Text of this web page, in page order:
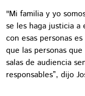
"Mi familia y yo
se les haga justicia a
con esas personas
que las personas
salas de audiencia
responsables”, dijo